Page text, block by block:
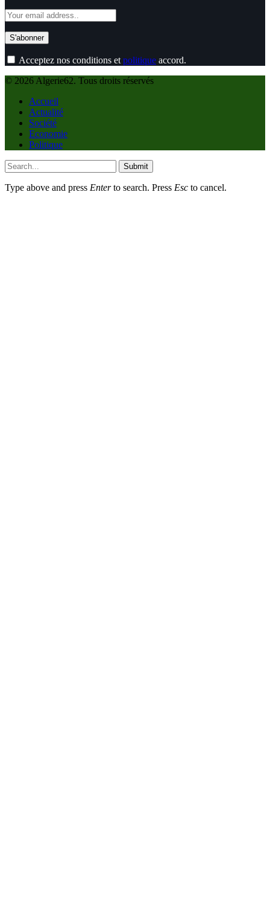
Acceptez nos conditions et politique accord.
© 2026 Algerie62. Tous droits réservés
Accueil
Actualité
Société
Economie
Politique
Submit
Type above and press Enterto search. Press Esc to cancel.